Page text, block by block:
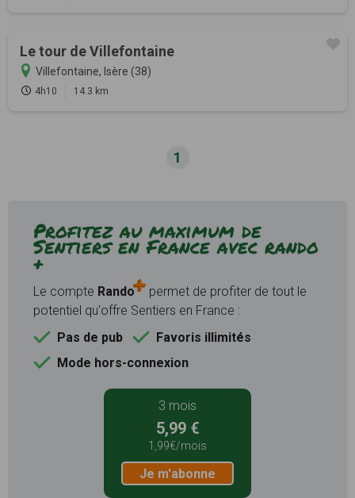
Le tour de Villefontaine
Villefontaine, Isère (38)
4h10 14.3 km
1
Profitez au maximum de
Sentiers en France avec rando
+
Le compte Rando
permet de profiter de tout le
potentiel qu'offre Sentiers en France :
Pas de pub
Favoris illimités
Mode hors-connexion
3 mois
5,99 €
1,99€/mois
Je m'abonne